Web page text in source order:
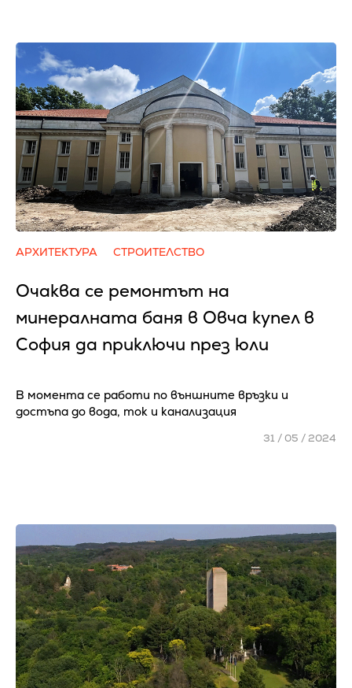
АРХИТЕКТУРА СТРОИТЕЛСТВО
Очаква се ремонтът на
минералната баня в Овча купел в
София да приключи през юли
В момента се работи по външните връзки и
достъпа до вода, ток и канализация
31 / 05 / 2024